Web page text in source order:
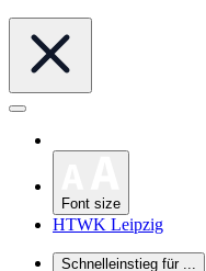
Font size
HTWK Leipzig
Schnelleinstieg für ...